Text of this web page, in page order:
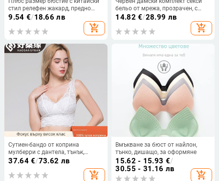
стил релефен жакард, предно
закопчаване, безжичен, безшевен
9.54 €/18.66 лв
add_shopping_cart
бельо от мрежа, прозрачен, с
банели, 2 части
14.82 €/28.99 лв
add_shopping_cart
Сутиен-бандо от коприна
мулберри с дантела, тънък,
подплатен, без жици, модел 1007
37.64€/73.62 лв
add_shopping_cart
Вмъкване за бюст от найлон,
тънко, дишащо, за оформяне
15.62 - 15.93 €/
30.55 - 31.16 лв
add_shopping_cart